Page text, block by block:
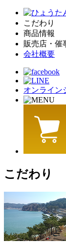
こだわり
商品情報
販売店・催
会社概要
オンライン
こだわり